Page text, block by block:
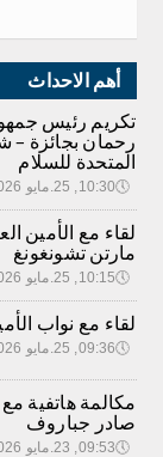
أهم الاحداث
تكريم رئيس
رحمان بجائزة –
المتحدة للسلام
🕔10:30, 25.مايو 2026
لقاء مع الأمين
مارتن تشونغونغ
🕔10:15, 25.مايو 2026
لقاء مع نواب
🕔09:36, 25.مايو 2026
مكالمة هاتفية
صادر جباروف
🕔09:53, 23.مايو 2026